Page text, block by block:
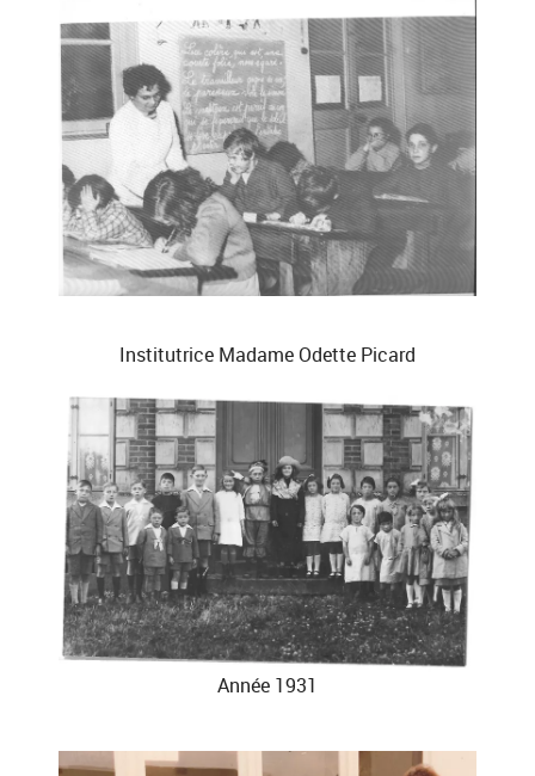
Institutrice Madame Odette Picard
Année 1931